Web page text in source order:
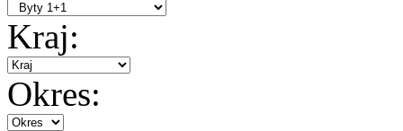
Kraj:
Okres: